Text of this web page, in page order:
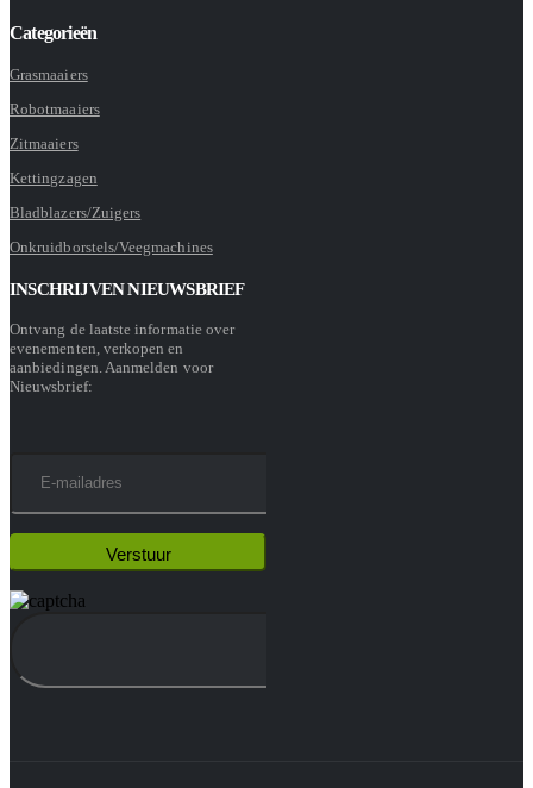
Categorieën
Grasmaaiers
Robotmaaiers
Zitmaaiers
Kettingzagen
Bladblazers/Zuigers
Onkruidborstels/Veegmachines
INSCHRIJVEN NIEUWSBRIEF
Ontvang de laatste informatie over
evenementen, verkopen en
aanbiedingen. Aanmelden voor
Nieuwsbrief: